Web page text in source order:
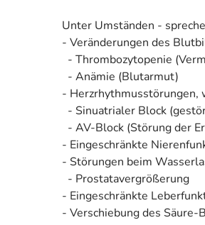
Unter Umständen -
- Veränderungen des
- Thrombozytopenie
- Anämie (Blutarmut)
- Herzrhythmusstörungen,
- Sinuatrialer Block
- AV-Block (Störung der
- Eingeschränkte
- Störungen beim
- Prostatavergrößerung
- Eingeschränkte
- Verschiebung des